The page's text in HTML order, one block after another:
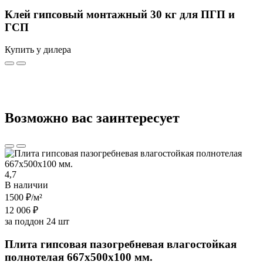
Клей гипсовый монтажный 30 кг для ПГП и
ГСП
Купить у дилера
Возможно вас заинтересует
4,7
В наличии
1500 ₽/м²
12 006 ₽
за поддон 24 шт
Плита гипсовая пазогребневая влагостойкая
полнотелая 667х500х100 мм.